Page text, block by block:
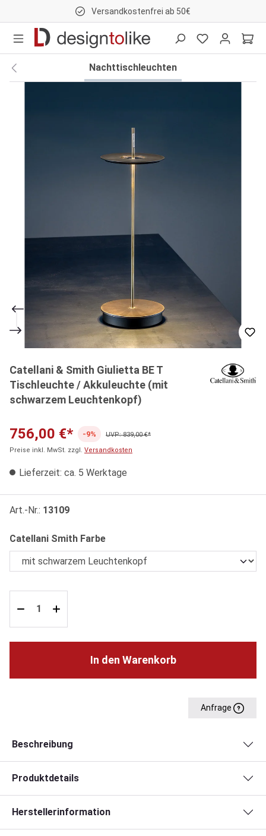
Versandkostenfrei ab 50€
Nachttischleuchten
Catellani & Smith Giulietta BE T
Tischleuchte / Akkuleuchte (mit
schwarzem Leuchtenkopf)
756,00 €* -9%
UVP: 839,00 €*
Preise inkl. MwSt. zzgl. Versandkosten
Lieferzeit: ca. 5 Werktage
Art.-Nr.: 13109
Catellani Smith Farbeauswählen
In den Warenkorb
Anfrage
Beschreibung
Produktdetails
Herstellerinformation